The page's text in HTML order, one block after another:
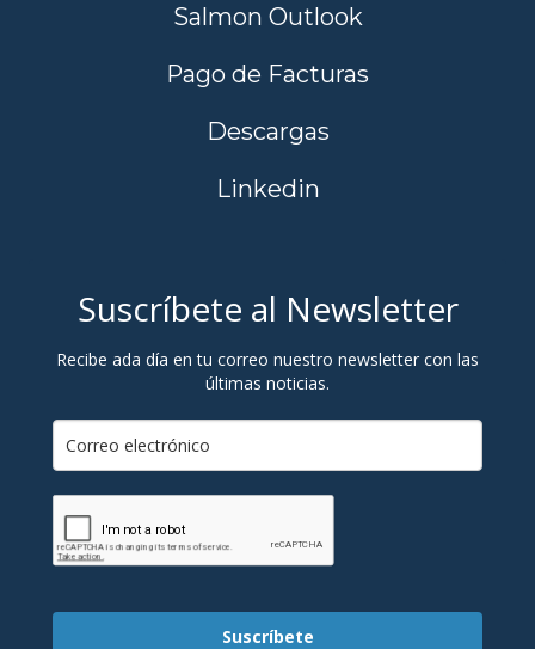
Salmon Outlook
Pago de Facturas
Descargas
Linkedin
Suscríbete al Newsletter
Recibe ada día en tu correo nuestro newsletter con las
últimas noticias.
Suscríbete